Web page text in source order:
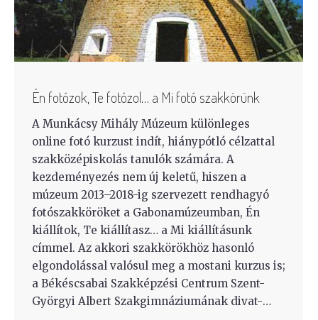
Én fotózok, Te fotózol… a Mi fotó szakkörünk
A Munkácsy Mihály Múzeum különleges
online fotó kurzust indít, hiánypótló célzattal
szakközépiskolás tanulók számára. A
kezdeményezés nem új keletű, hiszen a
múzeum 2013–2018-ig szervezett rendhagyó
fotószakköröket a Gabonamúzeumban, Én
kiállítok, Te kiállítasz… a Mi kiállításunk
címmel. Az akkori szakkörökhöz hasonló
elgondolással valósul meg a mostani kurzus is;
a Békéscsabai Szakképzési Centrum Szent-
Györgyi Albert Szakgimnáziumának divat-…